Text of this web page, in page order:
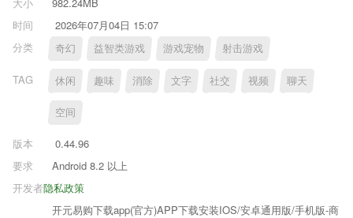
时间
2026年07月04日 15:07
分类
奇幻 益智类游戏 游戏宠物 射击游戏
TAG 休闲 趣味 消除 文字 社交 视频 聊天
空间
版本
0.44.96
要求
Android 8.2 以上
隐私政策
开发者
开元易购下载app(官方)APP下载安装IOS/安卓通用版/手机版-商